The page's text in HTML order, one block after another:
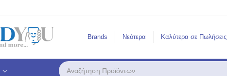
Brands Νεότερα Καλύτερα σε Πωλήσεις